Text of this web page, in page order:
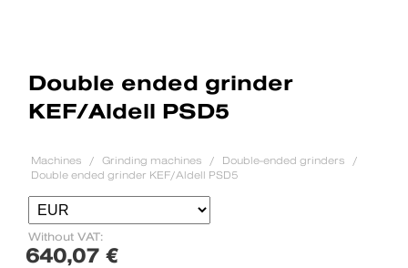
Double ended grinder
KEF/Aldell PSD5
Machines Grinding machines
Double-ended grinders
Double ended grinder KEF/Aldell PSD5
Without VAT:
640,07 €